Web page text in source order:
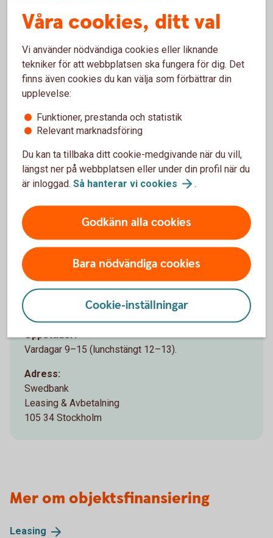
avbetalning?
Fråga oss
Välkommen att skicka oss ett meddelande i
oss.
Hjälp med avtal
Hör av er om ni behöver hjälp med era befintliga
avtal hos oss.
08-58 59 86 60
finansbolagskrediter@swedbank.se
Öppettider:
Vardagar 9–15 (lunchstängt 12–13).
Adress:
Swedbank
Leasing & Avbetalning
105 34 Stockholm
Mer om objektsfinansiering
Leasing
Våra cookies, ditt val
Vi använder nödvändiga cookies eller liknande
tekniker för att webbplatsen ska fungera för dig. Det
finns även cookies du kan välja som förbättrar din
upplevelse:
Funktioner, prestanda och statistik
Relevant marknadsföring
Du kan ta tillbaka ditt cookie-medgivande när du vill,
längst ner på webbplatsen eller under din profil när du
är inloggad. Så hanterar vi cookies .
Godkänn alla cookies
Bara nödvändiga cookies
Cookie-inställningar